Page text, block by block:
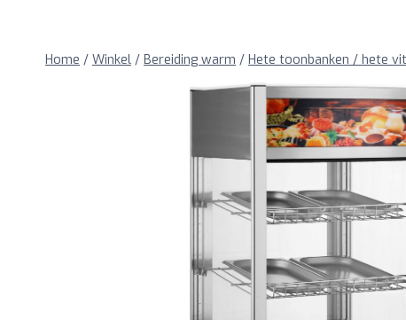
Home / Winkel / Bereiding warm / Hete toonbanken / hete